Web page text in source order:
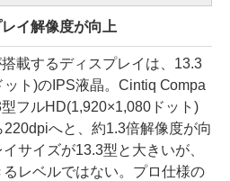
イ解像度が向上
載するディスプレイは、13.3
ト)のIPS液晶。Cintiq Compa
フルHD(1,920×1,080ドット)
へと、約1.3倍解像度が向
サイズが13.3型と大きいが、
るレベルではない。プロ仕様の